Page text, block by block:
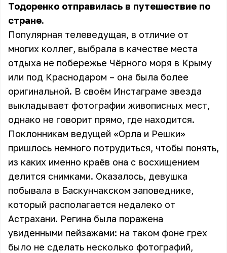
Тодоренко отправилась в путешествие по
стране.
Популярная телеведущая, в отличие от
многих коллег, выбрала в качестве места
отдыха не побережье Чёрного моря в Крыму
или под Краснодаром – она была более
оригинальной. В своём Инстаграме звезда
выкладывает фотографии живописных мест,
однако не говорит прямо, где находится.
Поклонникам ведущей «Орла и Решки»
пришлось немного потрудиться, чтобы понять,
из каких именно краёв она с восхищением
делится снимками. Оказалось, девушка
побывала в Баскунчакском заповеднике,
который располагается недалеко от
Астрахани. Регина была поражена
увиденными пейзажами: на таком фоне грех
было не сделать несколько фотографий,